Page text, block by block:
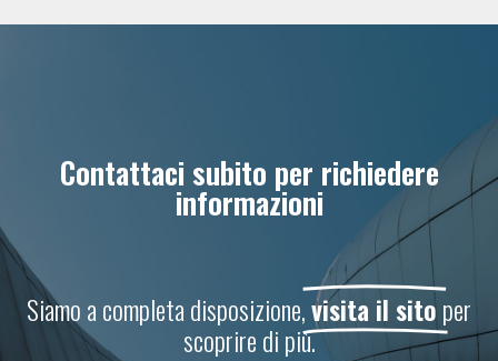
Contattaci subito per richiedere
informazioni
Siamo a completa disposizione,visita il sitoper
scoprire di più.